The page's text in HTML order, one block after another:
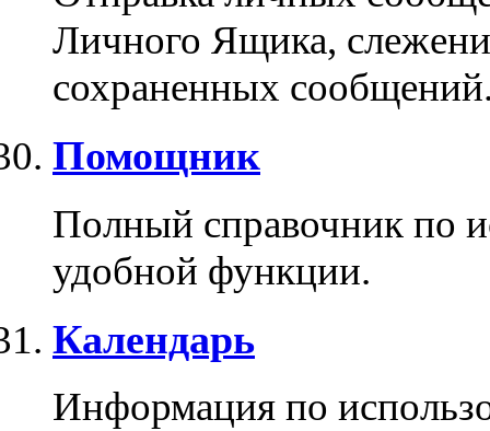
Личного Ящика,
сохраненных
Помощник
Полный справочник по
удобной функции.
Календарь
Информация по